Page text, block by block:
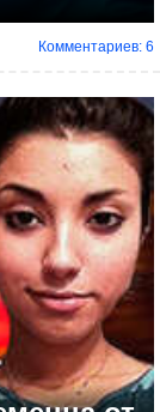
Комментариев: 6